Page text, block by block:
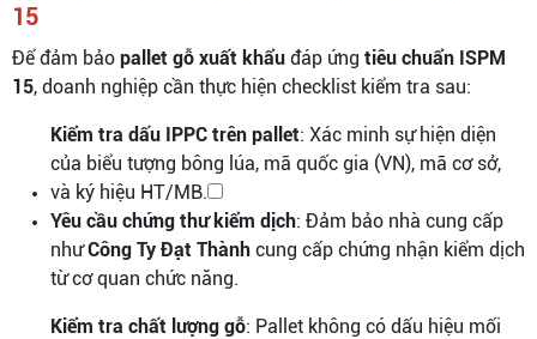
15
Để đảm bảo pallet gỗ xuất khẩu đáp ứng tiêu chuẩn ISPM
15, doanh nghiệp cần thực hiện checklist kiểm tra sau:
Kiểm tra dấu IPPC trên pallet: Xác minh sự hiện diện
của biểu tượng bông lúa, mã quốc gia (VN), mã cơ sở,
và ký hiệu HT/MB.
Yêu cầu chứng thư kiểm dịch: Đảm bảo nhà cung cấp
nhưCông Ty Đạt Thành cung cấp chứng nhận kiểm dịch
từ cơ quan chức năng.
Kiểm tra chất lượng gỗ: Pallet không có dấu hiệu mối